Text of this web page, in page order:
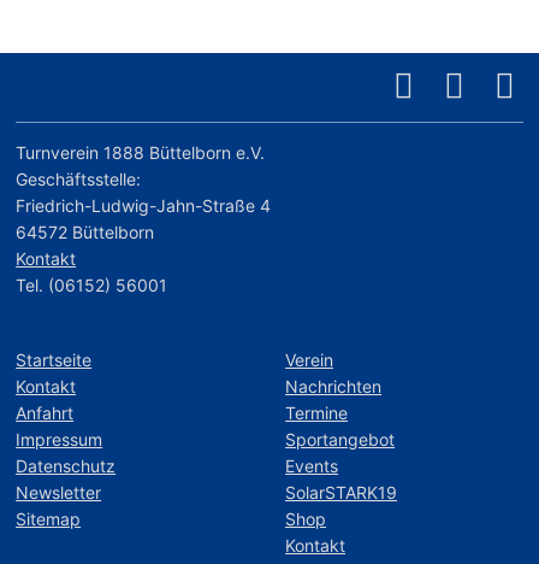
Turnverein 1888 Büttelborn e.V.
Geschäftsstelle:
Friedrich-Ludwig-Jahn-Straße 4
64572 Büttelborn
Kontakt
Tel. (06152) 56001
Startseite
Kontakt
Anfahrt
Impressum
Datenschutz
Newsletter
Sitemap
Verein
Nachrichten
Termine
Sportangebot
Events
SolarSTARK19
Shop
Kontakt